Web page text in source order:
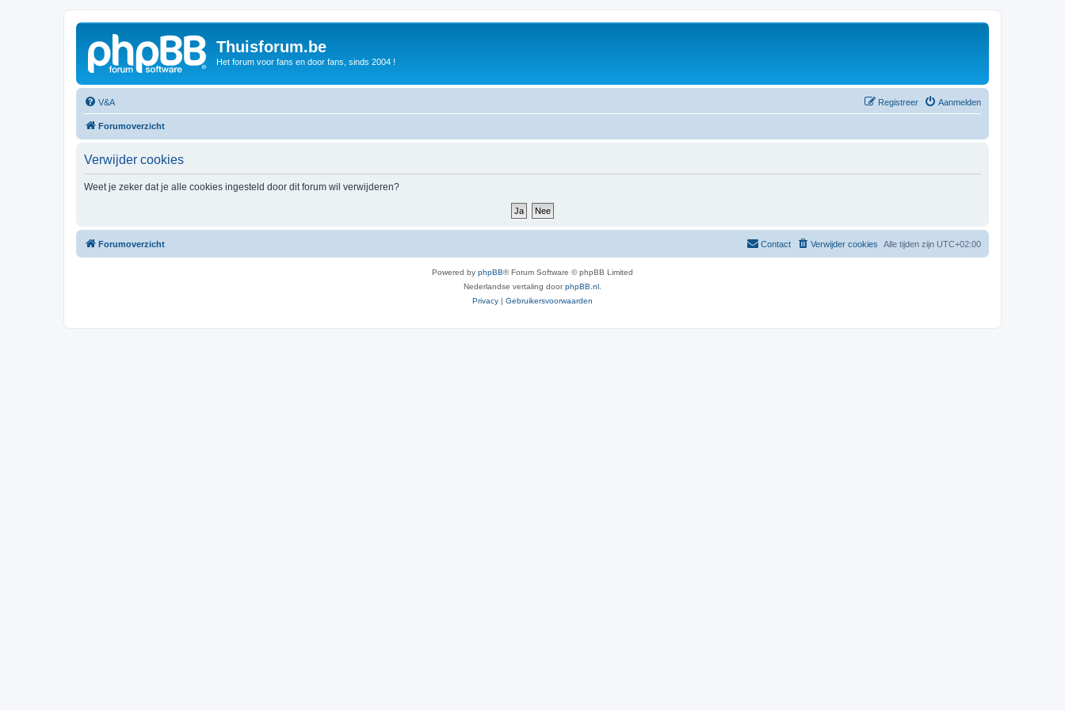
Thuisforum.be
Het forum voor fans en door fans, sinds 2004 !
V&A Aanmelden
Registreer
Forumoverzicht
Verwijder cookies
Weet je zeker dat je alle cookies ingesteld door dit forum wil verwijderen?
Forumoverzicht Alle tijden zijn UTC+02:00
Verwijder cookies
Contact
Powered by phpBB® Forum Software © phpBB Limited
Nederlandse vertaling doorphpBB.nl
Privacy | Gebruikersvoorwaarden